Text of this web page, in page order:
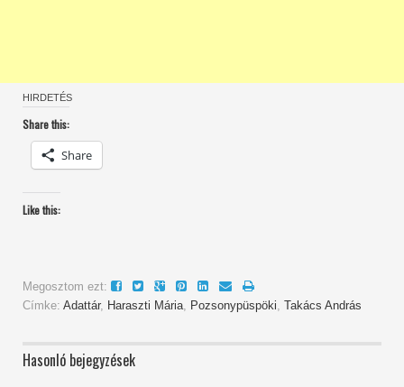
HIRDETÉS
Share this:
Share
Like this:
Megosztom ezt:
Címke: Adattár, Haraszti Mária, Pozsonypüspöki, Takács András
Hasonló bejegyzések